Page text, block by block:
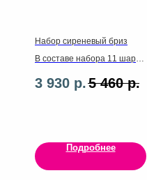
Набор сиреневый бриз
В составе набора 11 шаров
102см ,ленты ,грузики
3 930 р.5 460 р.
Подробнее